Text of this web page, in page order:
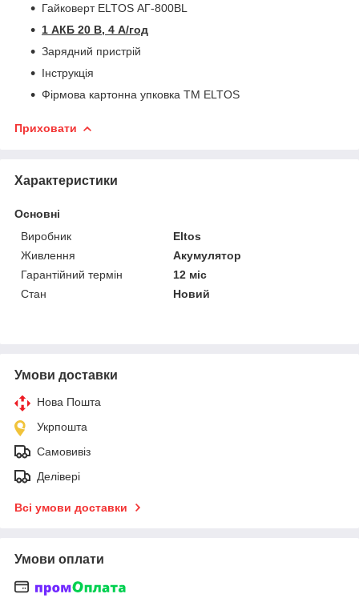
Гайковерт ELTOS АГ-800BL
1 АКБ 20 В, 4 А/год
Зарядний пристрій
Інструкція
Фірмова картонна упковка ТМ ELTOS
Приховати
Характеристики
Основні
Виробник
Eltos
Живлення
Акумулятор
Гарантійний термін
12 міс
Стан
Новий
Умови доставки
Нова Пошта
Укрпошта
Самовивіз
Делівері
Всі умови доставки
Умови оплати